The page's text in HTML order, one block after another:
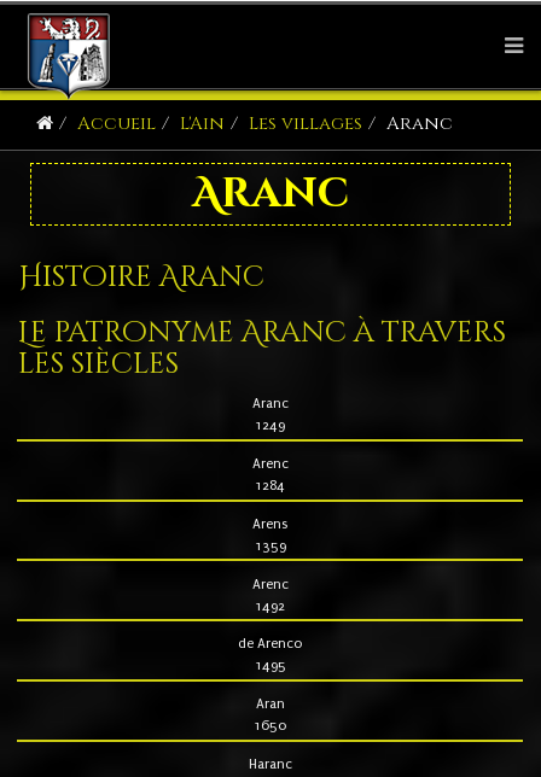
Accueil L'Ain Les villages Aranc
Aranc
Histoire Aranc
Le patronyme Aranc à travers
les siècles
Aranc
1249
Arenc
1284
Arens
1359
Arenc
1492
de Arenco
1495
Aran
1650
Haranc